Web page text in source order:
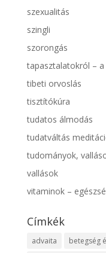
szexualitás
szingli
szorongás
tapasztalatokról –
tibeti orvoslás
tisztítókúra
tudatos álmodás
tudatváltás
tudományok,
vallások
vitaminok –
Címkék
advaita betegség